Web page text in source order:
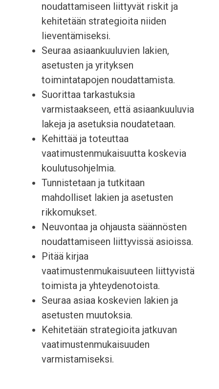
noudattamiseen liittyvät riskit ja
kehitetään strategioita niiden
lieventämiseksi.
Seuraa asiaankuuluvien lakien,
asetusten ja yrityksen
toimintatapojen noudattamista.
Suorittaa tarkastuksia
varmistaakseen, että asiaankuuluvia
lakeja ja asetuksia noudatetaan.
Kehittää ja toteuttaa
vaatimustenmukaisuutta koskevia
koulutusohjelmia.
Tunnistetaan ja tutkitaan
mahdolliset lakien ja asetusten
rikkomukset.
Neuvontaa ja ohjausta säännösten
noudattamiseen liittyvissä asioissa.
Pitää kirjaa
vaatimustenmukaisuuteen liittyvistä
toimista ja yhteydenotoista.
Seuraa asiaa koskevien lakien ja
asetusten muutoksia.
Kehitetään strategioita jatkuvan
vaatimustenmukaisuuden
varmistamiseksi.